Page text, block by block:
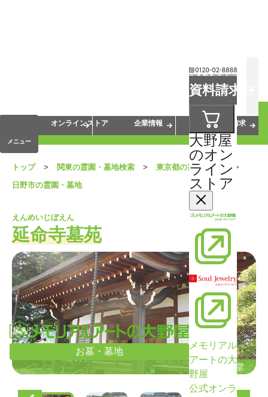
お墓・墓地
資料請求
大野屋
のオン
ライン
ストア
メモリアル
アートの大
野屋
公式オンラ
メニュー
会員サービス
オンラインストア
企業情報 資料請求
トップ 関東の霊園・墓地検索
東京都の霊園・墓地
日野市の霊園・墓地
えんめいじぼえん
延命寺墓苑
本堂
本堂